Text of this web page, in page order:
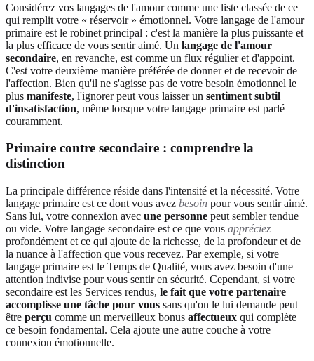
Considérez vos langages de l'amour comme une liste classée de ce
qui remplit votre « réservoir » émotionnel. Votre langage de l'amour
primaire est le robinet principal : c'est la manière la plus puissante et
la plus efficace de vous sentir aimé. Un langage de l'amour
secondaire, en revanche, est comme un flux régulier et d'appoint.
C'est votre deuxième manière préférée de donner et de recevoir de
l'affection. Bien qu'il ne s'agisse pas de votre besoin émotionnel le
plus manifeste, l'ignorer peut vous laisser un sentiment subtil
d'insatisfaction, même lorsque votre langage primaire est parlé
couramment.
Primaire contre secondaire : comprendre la
distinction
La principale différence réside dans l'intensité et la nécessité. Votre
langage primaire est ce dont vous avez besoin pour vous sentir aimé.
Sans lui, votre connexion avec une personne peut sembler tendue
ou vide. Votre langage secondaire est ce que vous appréciez
profondément et ce qui ajoute de la richesse, de la profondeur et de
la nuance à l'affection que vous recevez. Par exemple, si votre
langage primaire est le Temps de Qualité, vous avez besoin d'une
attention indivise pour vous sentir en sécurité. Cependant, si votre
secondaire est les Services rendus, le fait que votre partenaire
accomplisse une tâche pour vous sans qu'on le lui demande peut
être perçu comme un merveilleux bonus affectueux qui complète
ce besoin fondamental. Cela ajoute une autre couche à votre
connexion émotionnelle.